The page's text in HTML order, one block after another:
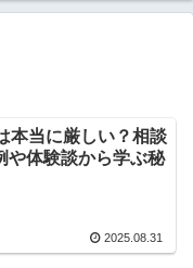
本当に厳しい？相談
や体験談から学ぶ秘
2025.08.31